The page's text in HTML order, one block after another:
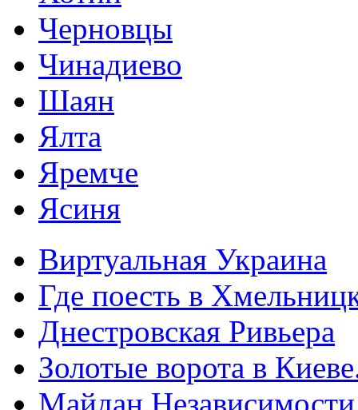
Черновцы
Чинадиево
Шаян
Ялта
Яремче
Ясиня
Виртуальная Украина
Где поесть в
Днестровская Ривьера
Золотые ворота в